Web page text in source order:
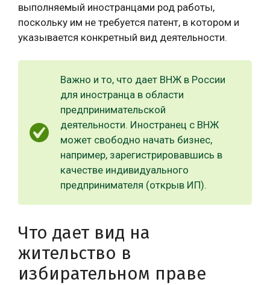
выполняемый иностранцами род работы,
поскольку им не требуется патент, в котором и
указывается конкретный вид деятельности.
Важно и то, что дает ВНЖ в России
для иностранца в области
предпринимательской
деятельности. Иностранец с ВНЖ
может свободно начать бизнес,
например, зарегистрировавшись в
качестве индивидуального
предпринимателя (открыв ИП).
Что дает вид на
жительство в
избирательном праве